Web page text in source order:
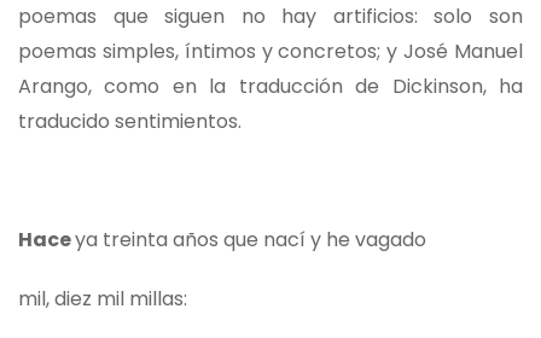
poemas que siguen no hay artificios: solo son
poemas simples, íntimos y concretos; y José Manuel
Arango, como en la traducción de Dickinson, ha
traducido sentimientos.
Haceya treinta años que nací y he vagado
mil, diez mil millas: